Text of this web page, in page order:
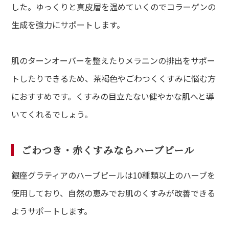
した。ゆっくりと真皮層を温めていくのでコラーゲンの
生成を強力にサポートします。
肌のターンオーバーを整えたりメラニンの排出をサポー
トしたりできるため、茶褐色やごわつくくすみに悩む方
におすすめです。くすみの目立たない健やかな肌へと導
いてくれるでしょう。
ごわつき・赤くすみならハーブピール
銀座グラティアのハーブピールは10種類以上のハーブを
使用しており、自然の恵みでお肌のくすみが改善できる
ようサポートします。